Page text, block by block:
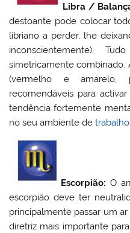
Libra /
destoante pode colocar
libriano a perder, lhe
inconscientemente).
simetricamente combinado.
(vermelho e amarelo,
recomendáveis para
tendência fortemente
no seu ambiente detrabalho
Escorpião: O
escorpião deve ter
principalmente passar um
diretriz mais importante